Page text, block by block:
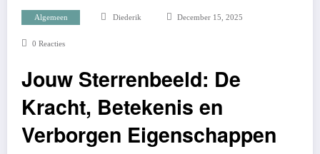
Algemeen Diederik December 15, 2025
0 Reacties
Jouw Sterrenbeeld: De
Kracht, Betekenis en
Verborgen Eigenschappen